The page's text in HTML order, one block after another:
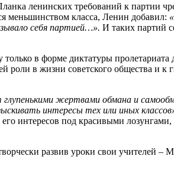
ленинских требований к партии
меньшинством класса, Ленин добавил:
себя партией…». И таких партий
в форме диктатуры
роли в жизни советского общества и к
глупенькими жертвами обмана и
интересы тех или иных
интересов под красивыми лозунгами,
развив уроки свои учителей –